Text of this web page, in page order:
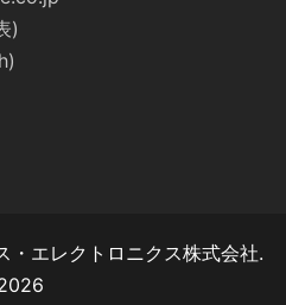
)
エレクトロニクス株式会社.